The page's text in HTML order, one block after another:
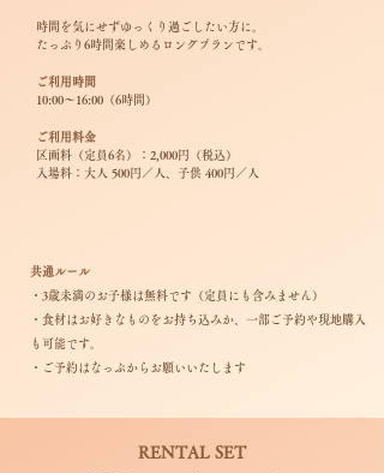
時間を気にせずゆっくり過ごしたい方に。
たっぷり6時間楽しめるロングプランです。
ご利用時間
10:00〜16:00（6時間）
ご利用料金
区画料（定員6名）：2,000円（税込）
入場料：大人 500円／人、子供 400円／人
共通ルール
・3歳未満のお子様は無料です（定員にも含みません）
・食材はお好きなものをお持ち込みか、一部ご予約や現地購入
も可能です。
・ご予約はなっぷからお願いいたします
RENTAL SET